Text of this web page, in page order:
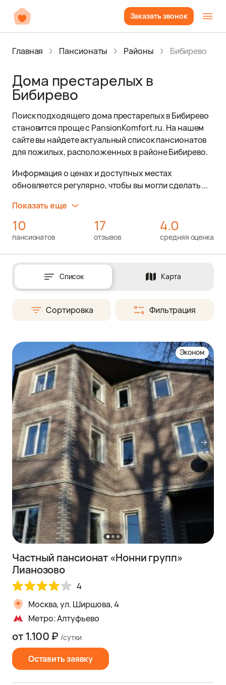
Заказать звонок
Главная Пансионаты Районы Бибирево
Дома престарелых в
Бибирево
Поиск подходящего дома престарелых в Бибирево
становится проще с PansionKomfort.ru. На нашем
сайте вы найдете актуальный список пансионатов
для пожилых, расположенных в районе Бибирево.
Информация о ценах и доступных местах
обновляется регулярно, чтобы вы могли сделать ...
Показать еще
10
пансионатов
17
отзывов
4.0
средняя оценка
Сортировка Фильтрация
Список Карта
Эконом
Частный пансионат «Нонни групп»
Лианозово
4
Москва, ул. Ширшова, 4
Метро: Алтуфьево
Оставить заявку
от 1.100 ₽ /сутки